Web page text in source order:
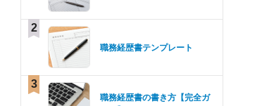
2
職務経歴書テンプレート
3
職務経歴書の書き方【完全ガ